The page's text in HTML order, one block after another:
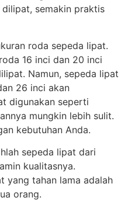
semakin praktis
roda sepeda lipat.
16 inci dan 20 inci
Namun, sepeda lipat
26 inci akan
digunakan seperti
mungkin lebih sulit.
kebutuhan Anda.
sepeda lipat dari
kualitasnya.
yang tahan lama adalah
orang.